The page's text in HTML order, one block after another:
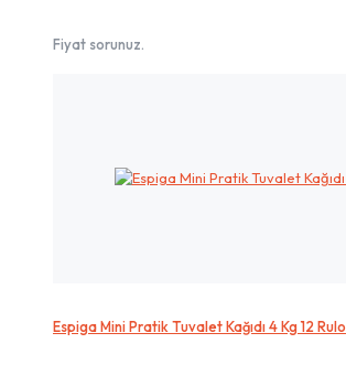
Fiyat sorunuz.
Espiga Mini Pratik Tuvalet Kağıdı 4 Kg 12 Rulo